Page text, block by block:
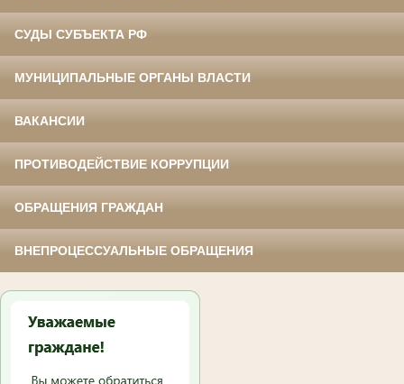
СУДЫ СУБЪЕКТА РФ
МУНИЦИПАЛЬНЫЕ ОРГАНЫ ВЛАСТИ
ВАКАНСИИ
ПРОТИВОДЕЙСТВИЕ КОРРУПЦИИ
ОБРАЩЕНИЯ ГРАЖДАН
ВНЕПРОЦЕССУАЛЬНЫЕ ОБРАЩЕНИЯ